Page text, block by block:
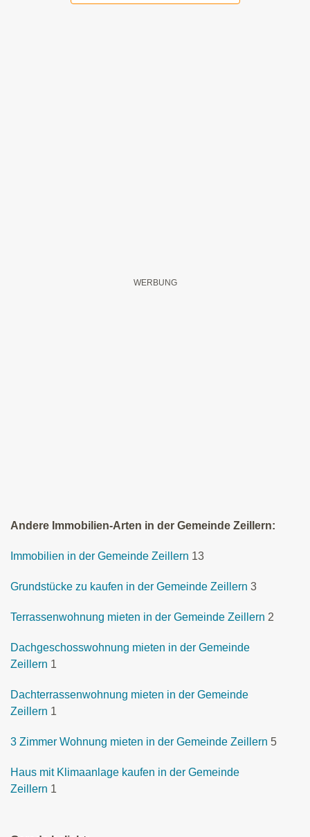
Andere Immobilien-Arten in der Gemeinde Zeillern:
Immobilien in der Gemeinde Zeillern 13
Grundstücke zu kaufen in der Gemeinde Zeillern 3
Terrassenwohnung mieten in der Gemeinde Zeillern 2
Dachgeschosswohnung mieten in der Gemeinde
Zeillern 1
Dachterrassenwohnung mieten in der Gemeinde
Zeillern 1
3 Zimmer Wohnung mieten in der Gemeinde Zeillern 5
Haus mit Klimaanlage kaufen in der Gemeinde
Zeillern 1